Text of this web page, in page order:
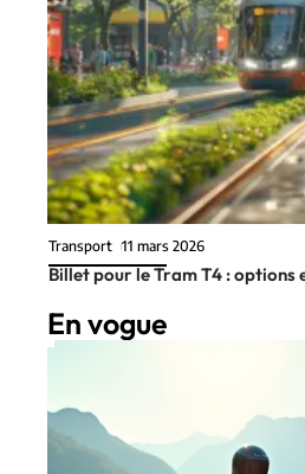
Transport 11 mars 2026
Billet pour le Tram T4 :
En vogue